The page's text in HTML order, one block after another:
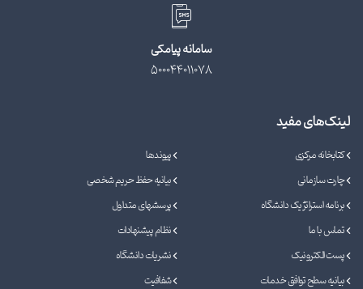
سامانه پیامکی
500044011078
لینک‌های مفید
کتابخانه مرکزی
پیوندها
چارت سازمانی
بیانیه حفظ حریم شخصی
برنامه استراتژیک دانشگاه
پرسشهای متداول
تماس با ما
نظام پیشنهادات
پست الکترونیک
نشریات دانشگاه
بیانیه سطح توافق خدمات
شفافیت